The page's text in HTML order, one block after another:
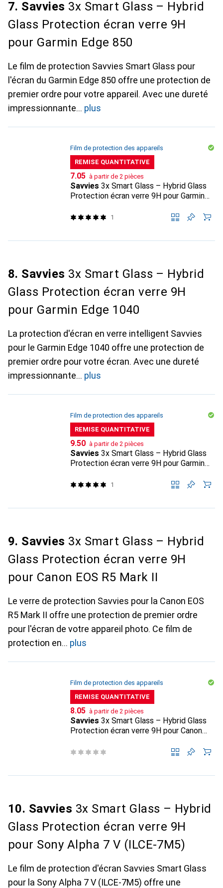
7. Savvies 3x Smart Glass – Hybrid
Glass Protection écran verre 9H
pour Garmin Edge 850
Le film de protection Savvies Smart Glass pour
l'écran du Garmin Edge 850 offre une protection de
premier ordre pour votre appareil. Avec une dureté
impressionnante
plus
Film de protection des appareils
REMISE QUANTITATIVE
CHF
7.05 à partir de 2 pièces
Savvies 3x Smart Glass – Hybrid Glass
Protection écran verre 9H pour Garmin
1
8. Savvies 3x Smart Glass – Hybrid
Glass Protection écran verre 9H
pour Garmin Edge 1040
La protection d'écran en verre intelligent Savvies
pour le Garmin Edge 1040 offre une protection de
premier ordre pour votre écran. Avec une dureté
impressionnante
plus
Film de protection des appareils
REMISE QUANTITATIVE
CHF
9.50 à partir de 2 pièces
Savvies 3x Smart Glass – Hybrid Glass
Protection écran verre 9H pour Garmin
1
9. Savvies 3x Smart Glass – Hybrid
Glass Protection écran verre 9H
pour Canon EOS R5 Mark II
Le verre de protection Savvies pour la Canon EOS
R5 Mark II offre une protection de premier ordre
pour l'écran de votre appareil photo. Ce film de
protection en
plus
Film de protection des appareils
REMISE QUANTITATIVE
CHF
8.05 à partir de 2 pièces
Savvies 3x Smart Glass – Hybrid Glass
Protection écran verre 9H pour Canon
10. Savvies 3x Smart Glass – Hybrid
Glass Protection écran verre 9H
pour Sony Alpha 7 V (ILCE-7M5)
Le film de protection d'écran Savvies Smart Glass
pour la Sony Alpha 7 V (ILCE-7M5) offre une